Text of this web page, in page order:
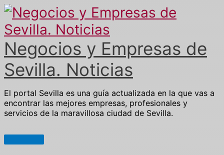
Ir
al
contenido
Negocios y Empresas de
Sevilla. Noticias
El portal Sevilla es una guía actualizada en la que vas a
encontrar las mejores empresas, profesionales y
servicios de la maravillosa ciudad de Sevilla.
Menú